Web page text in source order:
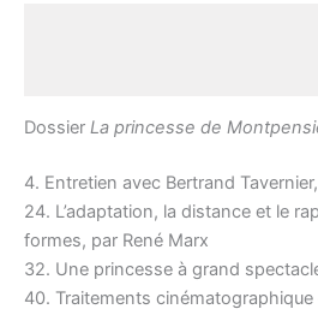
Dossier La princesse de
4. Entretien avec Bertrand
24. L’adaptation, la distance et le
formes, par René Marx
32. Une princesse à grand
40. Traitements cinématographique